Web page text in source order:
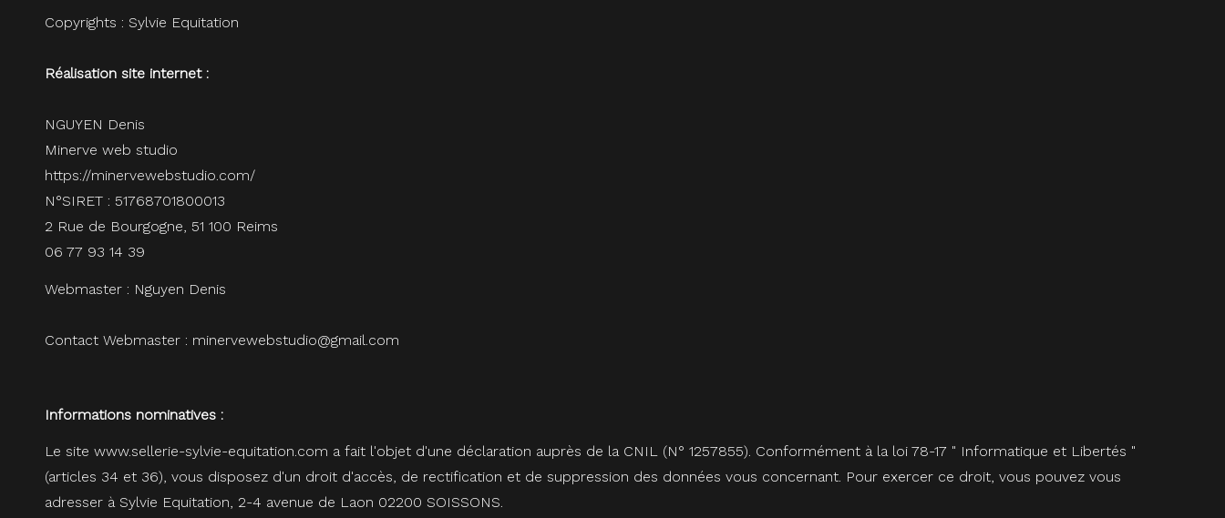
Copyrights : Sylvie Equitation
Réalisation site internet :
NGUYEN Denis
Minerve web studio
https://minervewebstudio.com/
N°SIRET : 51768701800013
2 Rue de Bourgogne, 51 100 Reims
06 77 93 14 39
Webmaster : Nguyen Denis
Contact Webmaster : minervewebstudio@gmail.com
Informations nominatives :
Le site www.sellerie-sylvie-equitation.com a fait l'objet d'une déclaration auprès de la CNIL (N° 1257855). Conformément à la loi 78-17 " Informatique et Libertés "
(articles 34 et 36), vous disposez d'un droit d'accès, de rectification et de suppression des données vous concernant. Pour exercer ce droit, vous pouvez vous
adresser à Sylvie Equitation, 2-4 avenue de Laon 02200 SOISSONS.